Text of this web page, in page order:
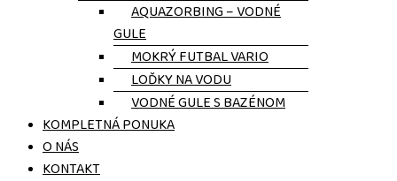
AQUAZORBING – VODNÉ
GULE
MOKRÝ FUTBAL VARIO
LOĎKY NA VODU
VODNÉ GULE S BAZÉNOM
KOMPLETNÁ PONUKA
O NÁS
KONTAKT